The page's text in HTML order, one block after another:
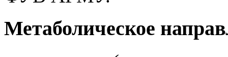
Метаболическое